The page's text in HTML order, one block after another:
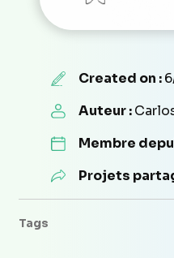
Created on :
Auteur :
Membre
Projets
Tags